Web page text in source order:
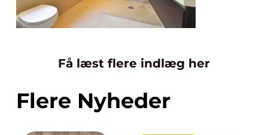
Få læst flere indlæg her
Flere Nyheder